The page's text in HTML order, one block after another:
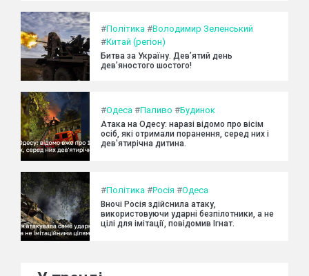
#Політика #Володимир Зеленський
#Китай (регіон)
Битва за Україну. Дев’ятий день
дев’яностого шостого!
#Одеса #Паливо #Будинок
Атака на Одесу: наразі відомо про вісім
осіб, які отримали поранення, серед них і
дев'ятирічна дитина.
#Політика #Росія #Одеса
Вночі Росія здійснила атаку,
використовуючи ударні безпілотники, а не
цілі для імітації, повідомив Ігнат.